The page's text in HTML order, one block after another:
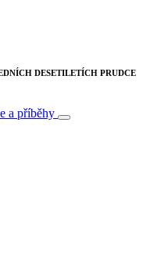
DESETILETÍCH PRUDCE
a příběhy